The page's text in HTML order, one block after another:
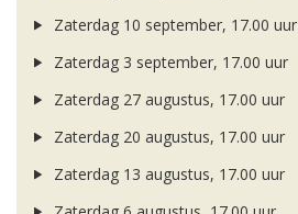
Zaterdag 10 september, 17.00 uur
Zaterdag 3 september, 17.00 uur
Zaterdag 27 augustus, 17.00 uur
Zaterdag 20 augustus, 17.00 uur
Zaterdag 13 augustus, 17.00 uur